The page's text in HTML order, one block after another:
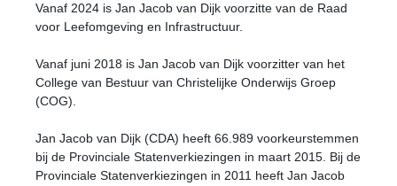
Vanaf 2024 is Jan Jacob van Dijk voorzitte van de Raad
voor Leefomgeving en Infrastructuur.
Vanaf juni 2018 is Jan Jacob van Dijk voorzitter van het
College van Bestuur van Christelijke Onderwijs Groep
(COG).
Jan Jacob van Dijk (CDA) heeft 66.989 voorkeurstemmen
bij de Provinciale Statenverkiezingen in maart 2015. Bij de
Provinciale Statenverkiezingen in 2011 heeft Jan Jacob